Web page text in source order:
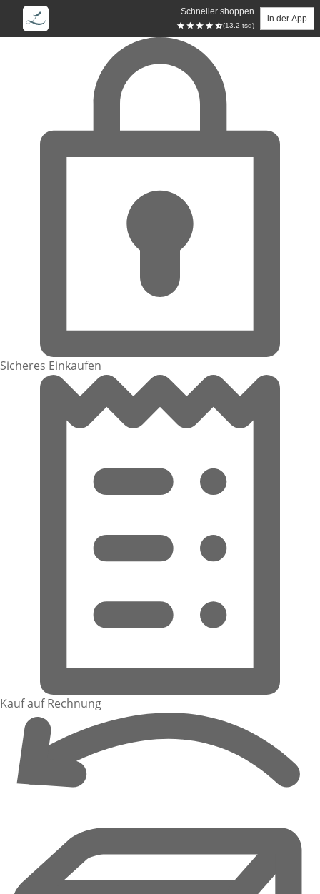
Schneller shoppen
(13.2 tsd)
in der App
Zum Hauptinhalt springen
Sicheres Einkaufen
Kauf auf Rechnung